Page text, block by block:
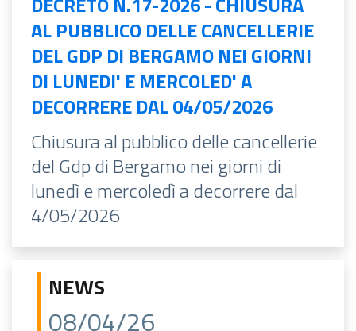
AL PUBBLICO DELLE CANCELLERIE
DEL GDP DI BERGAMO NEI GIORNI
DI LUNEDI' E MERCOLED' A
DECORRERE DAL 04/05/2026
Chiusura al pubblico delle cancellerie
del Gdp di Bergamo nei giorni di
lunedì e mercoledì a decorrere dal
4/05/2026
NEWS
08/04/26